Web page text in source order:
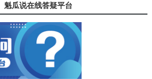
魁瓜说在线答疑平台